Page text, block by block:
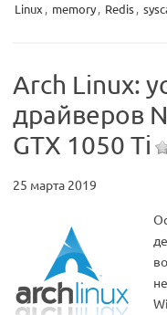
Linux, memory, Redis,
Arch Linux:
драйверов
GTX 1050 Ti
25 марта 2019